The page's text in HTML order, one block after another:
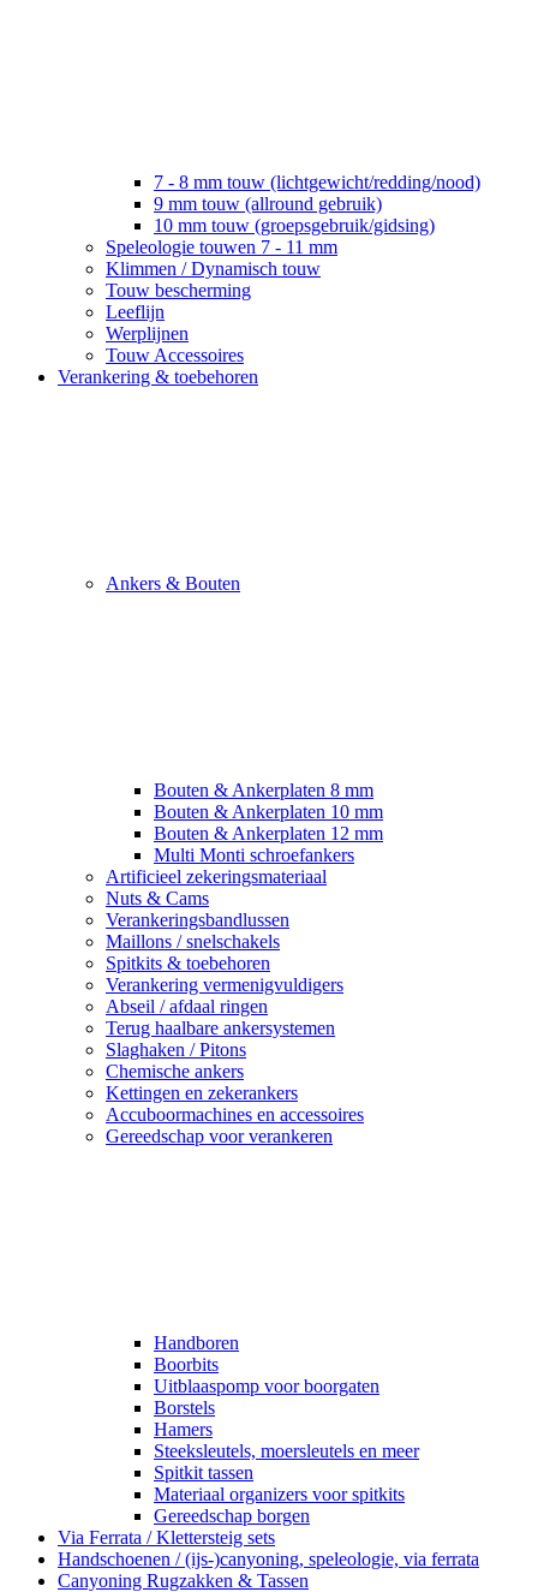
7 - 8 mm touw (lichtgewicht/redding/nood)
9 mm touw (allround gebruik)
10 mm touw (groepsgebruik/gidsing)
Speleologie touwen 7 - 11 mm
Klimmen / Dynamisch touw
Touw bescherming
Leeflijn
Werplijnen
Touw Accessoires
Verankering & toebehoren
Ankers & Bouten
Bouten & Ankerplaten 8 mm
Bouten & Ankerplaten 10 mm
Bouten & Ankerplaten 12 mm
Multi Monti schroefankers
Artificieel zekeringsmateriaal
Nuts & Cams
Verankeringsbandlussen
Maillons / snelschakels
Spitkits & toebehoren
Verankering vermenigvuldigers
Abseil / afdaal ringen
Terug haalbare ankersystemen
Slaghaken / Pitons
Chemische ankers
Kettingen en zekerankers
Accuboormachines en accessoires
Gereedschap voor verankeren
Handboren
Boorbits
Uitblaaspomp voor boorgaten
Borstels
Hamers
Steeksleutels, moersleutels en meer
Spitkit tassen
Materiaal organizers voor spitkits
Gereedschap borgen
Via Ferrata / Klettersteig sets
Handschoenen / (ijs-)canyoning, speleologie, via ferrata
Canyoning Rugzakken & Tassen